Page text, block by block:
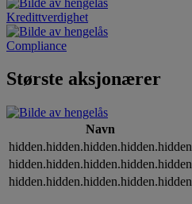
Kredittverdighet
Compliance
Største aksjonærer
Navn
hidden.hidden.hidden.hidden.hidden
hidden.hidden.hidden.hidden.hidden
hidden.hidden.hidden.hidden.hidden